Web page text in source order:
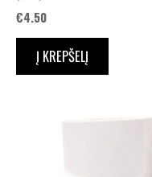
€4.50
Į KREPŠELĮ